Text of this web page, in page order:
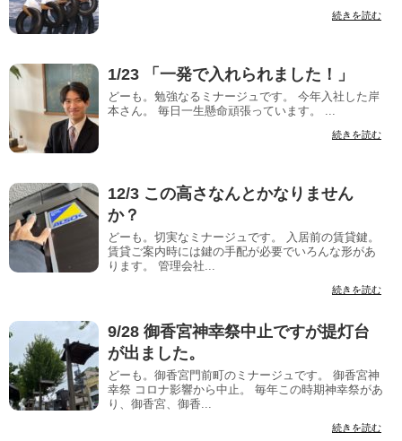
続きを読む
1/23 「一発で入れられました！」
どーも。勉強なるミナージュです。 今年入社した岸
本さん。 毎日一生懸命頑張っています。 ...
続きを読む
12/3 この高さなんとかなりません
か？
どーも。切実なミナージュです。 入居前の賃貸鍵。
賃貸ご案内時には鍵の手配が必要でいろんな形があ
ります。 管理会社...
続きを読む
9/28 御香宮神幸祭中止ですが提灯台
が出ました。
どーも。御香宮門前町のミナージュです。 御香宮神
幸祭 コロナ影響から中止。 毎年この時期神幸祭があ
り、御香宮、御香...
続きを読む